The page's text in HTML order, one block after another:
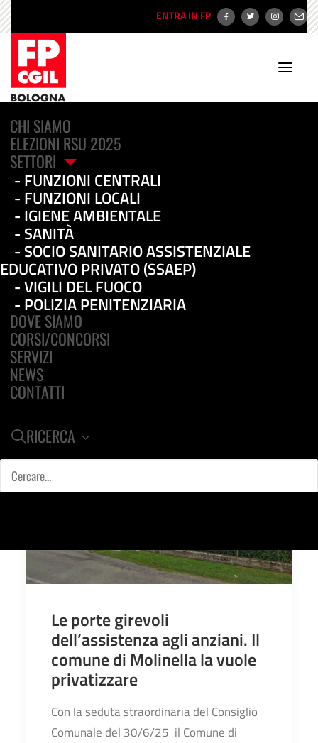
ENTRA IN FP
CHI SIAMO
ELEZIONI RSU 2025
SETTORI
FUNZIONI CENTRALI
FUNZIONI LOCALI
IGIENE AMBIENTALE
SANITÀ
SOCIO SANITARIO ASSISTENZIALE
EDUCATIVO PRIVATO (SSAEP)
VIGILI DEL FUOCO
POLIZIA PENITENZIARIA
DOVE SIAMO
CORSI/CONCORSI
SERVIZI
NEWS
CONTATTI
RICERCA
servizi agli anziani
Le porte girevoli
dell’assistenza agli anziani. Il
comune di Molinella la vuole
privatizzare
Con la seduta straordinaria del Consiglio
Comunale del 30/6/25 il Comune di